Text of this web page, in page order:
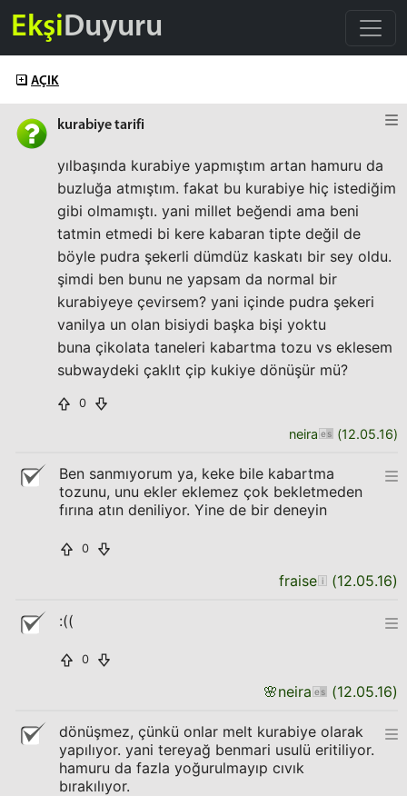
EkşiDuyuru
AÇIK
kurabiye tarifi
yılbaşında kurabiye yapmıştım artan hamuru da
buzluğa atmıştım. fakat bu kurabiye hiç istediğim
gibi olmamıştı. yani millet beğendi ama beni
tatmin etmedi bi kere kabaran tipte değil de
böyle pudra şekerli dümdüz kaskatı bir sey oldu.
şimdi ben bunu ne yapsam da normal bir
kurabiyeye çevirsem? yani içinde pudra şekeri
vanilya un olan bisiydi başka bişi yoktu
buna çikolata taneleri kabartma tozu vs eklesem
subwaydeki çaklıt çip kukiye dönüşür mü?
0
neira (12.05.16)
Ben sanmıyorum ya, keke bile kabartma
tozunu, unu ekler eklemez çok bekletmeden
fırına atın deniliyor. Yine de bir deneyin
0
fraise (12.05.16)
:((
0
🌸neira (12.05.16)
dönüşmez, çünkü onlar melt kurabiye olarak
yapılıyor. yani tereyağ benmari usulü eritiliyor.
hamuru da fazla yoğurulmayıp cıvık
bırakılıyor.